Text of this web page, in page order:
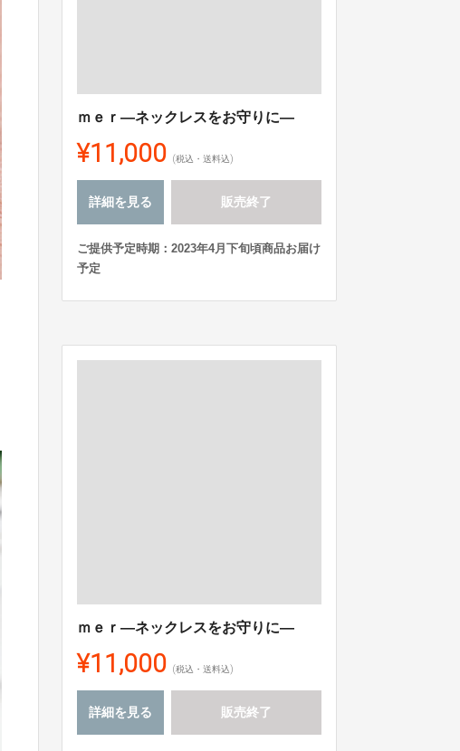
ｍｅｒ―ネックレスをお守りに―
¥11,000 (税込・送料込)
詳細を見る 販売終了
ご提供予定時期：2023年4月下旬頃商品お届け
予定
ｍｅｒ―ネックレスをお守りに―
¥11,000 (税込・送料込)
詳細を見る 販売終了